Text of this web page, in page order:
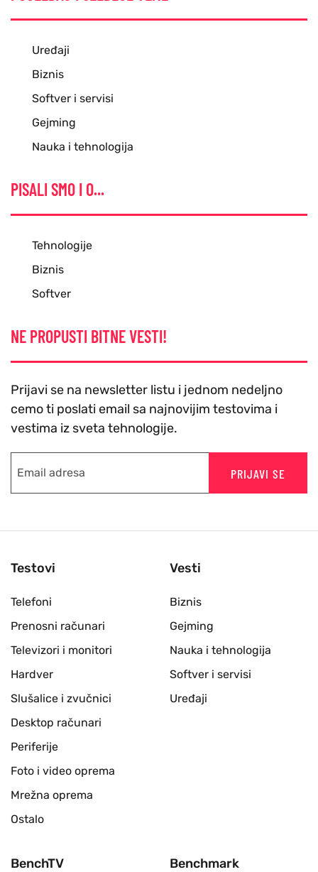
Uređaji
Biznis
Softver i servisi
Gejming
Nauka i tehnologija
PISALI SMO I O...
Tehnologije
Biznis
Softver
NE PROPUSTI BITNE VESTI!
Prijavi se na newsletter listu i jednom nedeljno
cemo ti poslati email sa najnovijim testovima i
vestima iz sveta tehnologije.
PRIJAVI SE
Testovi
Telefoni
Prenosni računari
Televizori i monitori
Hardver
Slušalice i zvučnici
Desktop računari
Periferije
Foto i video oprema
Mrežna oprema
Ostalo
Vesti
Biznis
Gejming
Nauka i tehnologija
Softver i servisi
Uređaji
BenchTV Benchmark